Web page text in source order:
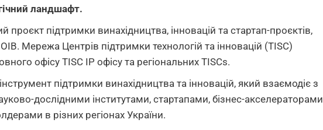
ландшафт.
проєкт підтримки винахідництва, інновацій та стартап-проєктів,
Мережа Центрів підтримки технологій та інновацій (TISC)
офісу TISC IP офісу та регіональних TISCs.
підтримки винахідництва та інновацій, який взаємодіє з
дослідними інститутами, стартапами, бізнес-акселераторами
в різних регіонах України.